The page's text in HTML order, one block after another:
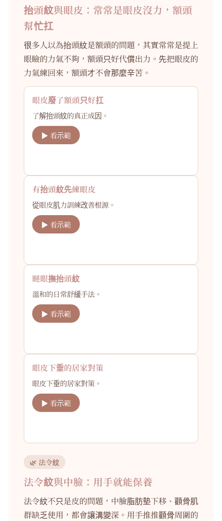
抬頭紋與眼皮：常常是眼皮沒力，額頭
幫忙扛
很多人以為抬頭紋是額頭的問題，其實常常是提上
眼瞼的力氣不夠，額頭只好代償出力。先把眼皮的
力氣練回來，額頭才不會那麼辛苦。
眼皮廢了額頭只好扛
了解抬頭紋的真正成因。
▶ 看示範
有抬頭紋先練眼皮
從眼皮肌力訓練改善根源。
▶ 看示範
瞇眼撫抬頭紋
溫和的日常舒緩手法。
▶ 看示範
眼皮下垂的居家對策
眼皮下垂的居家對策。
▶ 看示範
🌿 法令紋
法令紋與中臉：用手就能保養
法令紋不只是皮的問題，中臉脂肪墊下移、顴骨肌
群缺乏使用，都會讓溝變深。用手推推顴骨周圍的